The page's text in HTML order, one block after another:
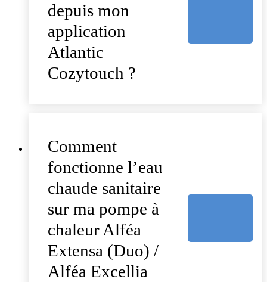
depuis mon
application
Atlantic
Cozytouch ?
Comment
fonctionne l’eau
chaude sanitaire
sur ma pompe à
chaleur Alféa
Extensa (Duo) /
Alféa Excellia